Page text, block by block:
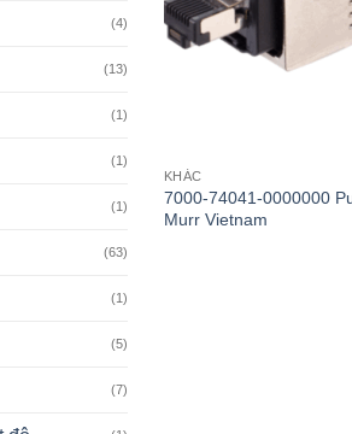
(4)
(13)
(1)
(1)
(1)
(63)
(1)
(5)
(7)
KHÁC
7000-74041-0000000
Murr Vietnam